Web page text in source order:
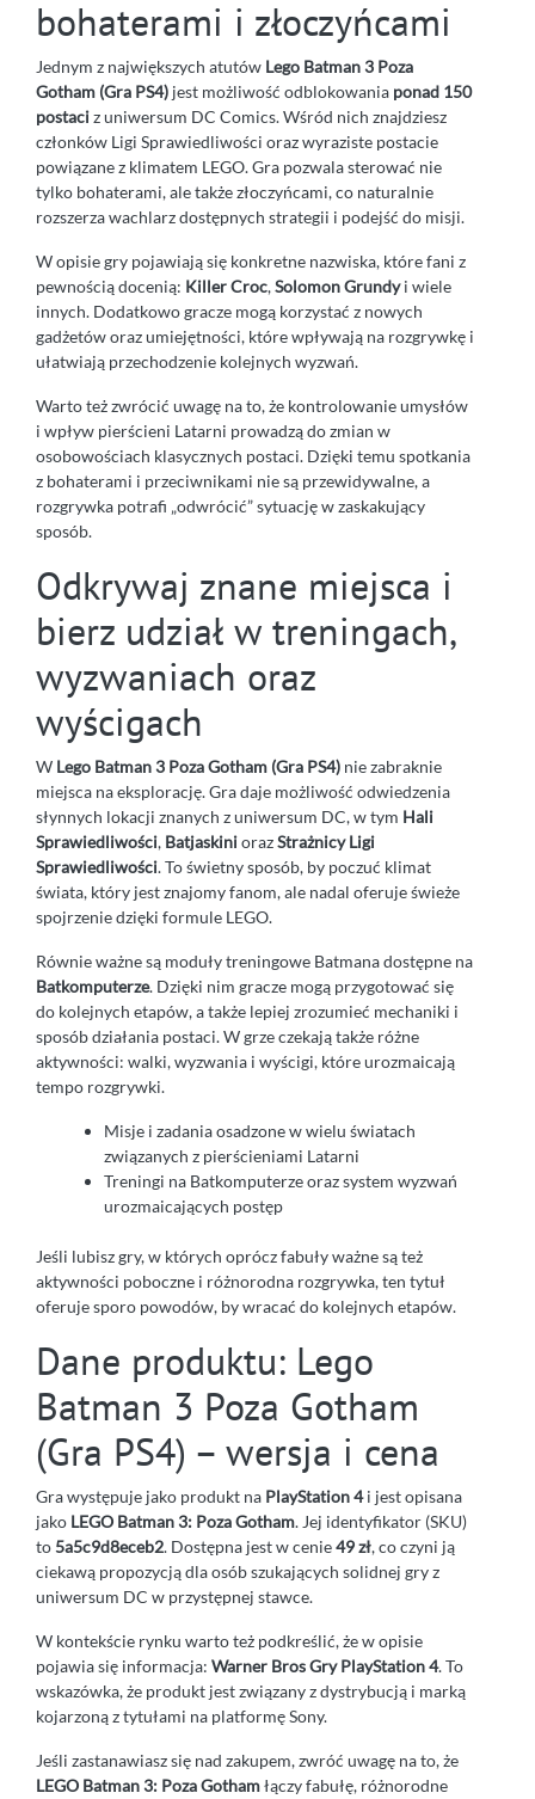
bohaterami i złoczyńcami
Jednym z największych atutów Lego Batman 3 Poza
Gotham (Gra PS4) jest możliwość odblokowania ponad 150
postaciz uniwersum DC Comics. Wśród nich znajdziesz
członków Ligi Sprawiedliwości oraz wyraziste postacie
powiązane z klimatem LEGO. Gra pozwala sterować nie
tylko bohaterami, ale także złoczyńcami, co naturalnie
rozszerza wachlarz dostępnych strategii i podejść do misji.
W opisie gry pojawiają się konkretne nazwiska, które fani z
pewnością docenią: Killer Croc,Solomon Grundyi wiele
innych. Dodatkowo gracze mogą korzystać z nowych
gadżetów oraz umiejętności, które wpływają na rozgrywkę i
ułatwiają przechodzenie kolejnych wyzwań.
Warto też zwrócić uwagę na to, że kontrolowanie umysłów
i wpływ pierścieni Latarni prowadzą do zmian w
osobowościach klasycznych postaci. Dzięki temu spotkania
z bohaterami i przeciwnikami nie są przewidywalne, a
rozgrywka potrafi „odwrócić” sytuację w zaskakujący
sposób.
Odkrywaj znane miejsca i
bierz udział w treningach,
wyzwaniach oraz
wyścigach
W Lego Batman 3 Poza Gotham (Gra PS4) nie zabraknie
miejsca na eksplorację. Gra daje możliwość odwiedzenia
słynnych lokacji znanych z uniwersum DC, w tym Hali
Sprawiedliwości, BatjaskiniorazStrażnicy Ligi
Sprawiedliwości. To świetny sposób, by poczuć klimat
świata, który jest znajomy fanom, ale nadal oferuje świeże
spojrzenie dzięki formule LEGO.
Równie ważne są moduły treningowe Batmana dostępne na
Batkomputerze. Dzięki nim gracze mogą przygotować się
do kolejnych etapów, a także lepiej zrozumieć mechaniki i
sposób działania postaci. W grze czekają także różne
aktywności: walki, wyzwania i wyścigi, które urozmaicają
tempo rozgrywki.
Misje i zadania osadzone w wielu światach
związanych z pierścieniami Latarni
Treningi na Batkomputerze oraz system wyzwań
urozmaicających postęp
Jeśli lubisz gry, w których oprócz fabuły ważne są też
aktywności poboczne i różnorodna rozgrywka, ten tytuł
oferuje sporo powodów, by wracać do kolejnych etapów.
Dane produktu: Lego
Batman 3 Poza Gotham
(Gra PS4) – wersja i cena
Gra występuje jako produkt na PlayStation 4i jest opisana
jako LEGO Batman 3: Poza Gotham. Jej identyfikator (SKU)
to5a5c9d8eceb2. Dostępna jest w cenie49 zł, co czyni ją
ciekawą propozycją dla osób szukających solidnej gry z
uniwersum DC w przystępnej stawce.
W kontekście rynku warto też podkreślić, że w opisie
pojawia się informacja: Warner Bros Gry PlayStation 4. To
wskazówka, że produkt jest związany z dystrybucją i marką
kojarzoną z tytułami na platformę Sony.
Jeśli zastanawiasz się nad zakupem, zwróć uwagę na to, że
LEGO Batman 3: Poza Gothamłączy fabułę, różnorodne